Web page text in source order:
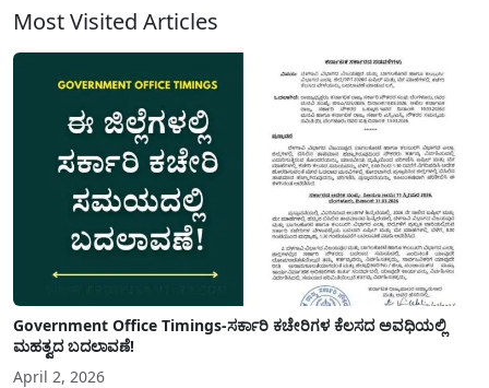
Most Visited Articles
Government Office Timings-ಸರ್ಕಾರಿ ಕಚೇರಿಗಳ ಕೆಲಸದ ಅವಧಿಯಲ್ಲಿ
ಮಹತ್ವದ ಬದಲಾವಣೆ!
April 2, 2026